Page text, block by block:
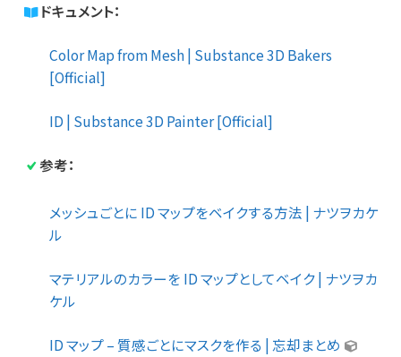
ドキュメント：
Color Map from Mesh | Substance 3D Bakers
[Official]
ID | Substance 3D Painter [Official]
参考：
メッシュごとに ID マップをベイクする方法 | ナツヲカケ
ル
マテリアルのカラーを ID マップとしてベイク | ナツヲカ
ケル
ID マップ – 質感ごとにマスクを作る | 忘却まとめ